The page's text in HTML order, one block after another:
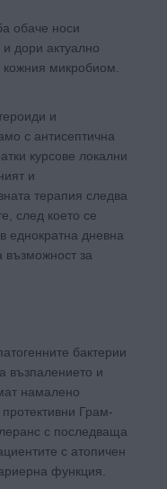
обаче носи
дори актуално
микробиом.
и
с антисептична
курсове локални
и
терапия следва
след което се
еднократна дневна
за
бактерии
възпалението и
намалено
Грам-
с последваща
с атопичен
функция.